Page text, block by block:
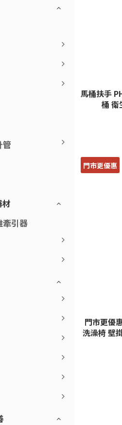
管
牽引器
馬桶扶手
桶 衛
門市更優惠
門市更優
洗澡椅 壁